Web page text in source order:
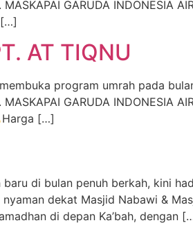
GARUDA INDONESIA
[…]
AT TIQNU
program umrah pada
GARUDA INDONESIA
Harga […]
di bulan penuh berkah, kini
dekat Masjid Nabawi &
di depan Ka’bah, dengan